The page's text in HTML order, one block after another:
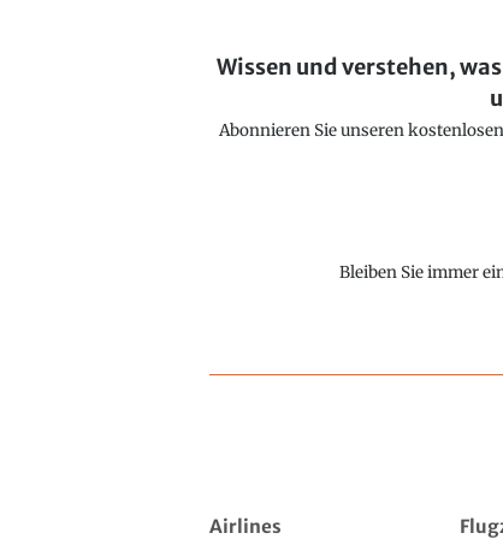
Wissen und verstehen,
Abonnieren Sie unseren
Bleiben Sie immer
Airlines